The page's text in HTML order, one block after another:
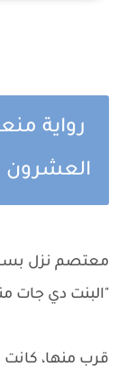
رواية
العشرون
معتصم نزل
"البنت دي جات
قرب منها، كانت